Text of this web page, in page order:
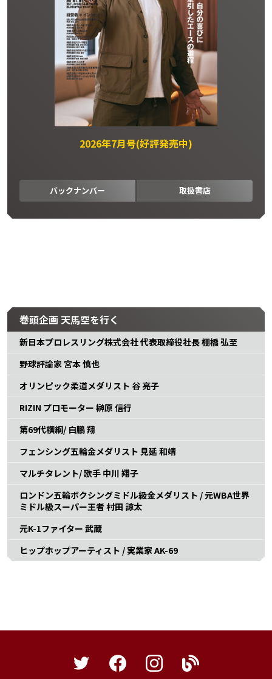
2026年7月号(好評発売中)
バックナンバー 取扱書店
巻頭企画 天馬空を行く
新日本プロレスリング株式会社 代表取締役社長 棚橋 弘至
野球評論家 宮本 慎也
オリンピック柔道メダリスト 谷 亮子
RIZIN プロモーター 榊原 信行
第69代横綱/ 白鵬 翔
フェンシング五輪金メダリスト 見延 和靖
マルチタレント/ 歌手 中川 翔子
ロンドン五輪ボクシングミドル級金メダリスト / 元WBA世界
ミドル級スーパー王者 村田 諒太
元K-1ファイター 武蔵
ヒップホップアーティスト / 実業家 AK-69